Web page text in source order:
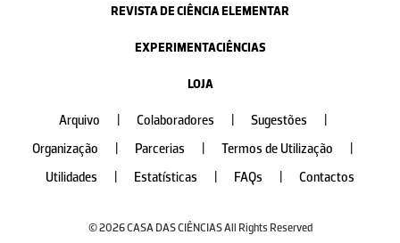
REVISTA DE CIÊNCIA ELEMENTAR
EXPERIMENTACIÊNCIAS
LOJA
Arquivo Colaboradores Sugestões
Organização
Parcerias Termos de Utilização
Utilidades
Estatísticas FAQs Contactos
© 2026 CASA DAS CIÊNCIAS All Rights Reserved